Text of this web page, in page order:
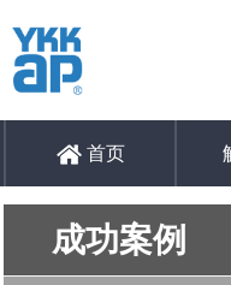
首页
成功案例